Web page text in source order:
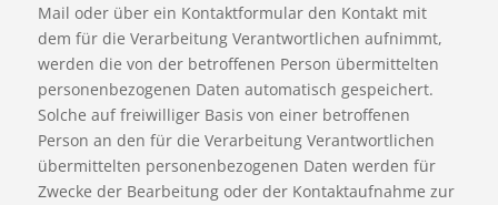
Mail oder über ein Kontaktformular den Kontakt mit
dem für die Verarbeitung Verantwortlichen aufnimmt,
werden die von der betroffenen Person übermittelten
personenbezogenen Daten automatisch gespeichert.
Solche auf freiwilliger Basis von einer betroffenen
Person an den für die Verarbeitung Verantwortlichen
übermittelten personenbezogenen Daten werden für
Zwecke der Bearbeitung oder der Kontaktaufnahme zur